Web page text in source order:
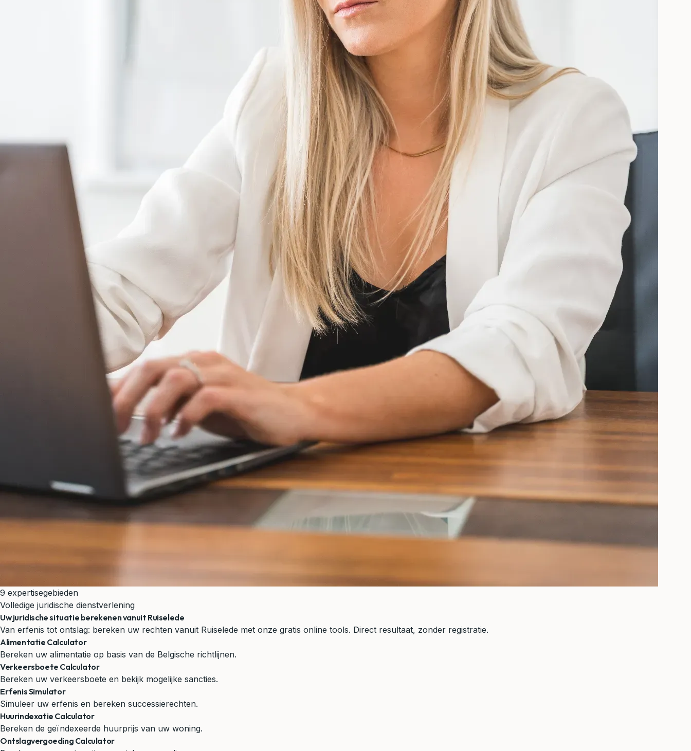
9 expertisegebieden
Volledige juridische dienstverlening
Uw juridische situatie berekenen vanuit Ruiselede
Van erfenis tot ontslag: bereken uw rechten vanuit Ruiselede met onze gratis online tools. Direct resultaat, zonder registratie.
Alimentatie Calculator
Bereken uw alimentatie op basis van de Belgische richtlijnen.
Verkeersboete Calculator
Bereken uw verkeersboete en bekijk mogelijke sancties.
Erfenis Simulator
Simuleer uw erfenis en bereken successierechten.
Huurindexatie Calculator
Bereken de geïndexeerde huurprijs van uw woning.
Ontslagvergoeding Calculator